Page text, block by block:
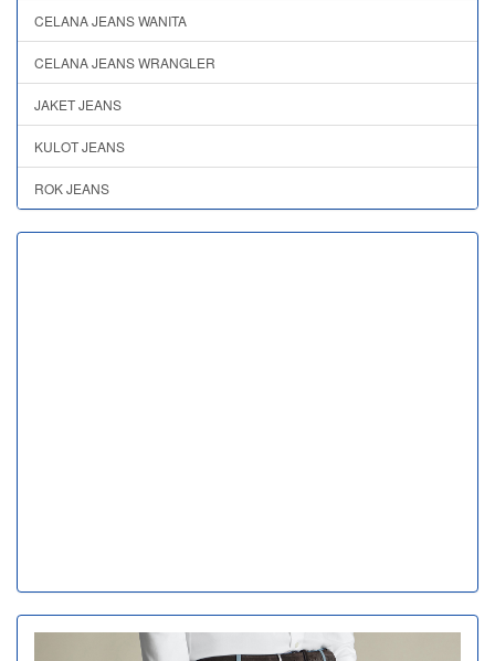
CELANA JEANS WANITA
CELANA JEANS WRANGLER
JAKET JEANS
KULOT JEANS
ROK JEANS